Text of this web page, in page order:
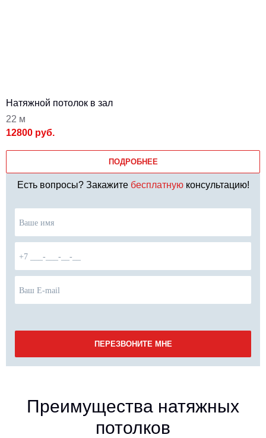
Натяжной потолок в зал
22 м
12800 руб.
ПОДРОБНЕЕ
Есть вопросы? Закажите бесплатнуюконсультацию!
Преимущества натяжных
потолков